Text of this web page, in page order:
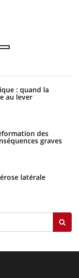
: quand la
au lever
des
graves
latérale